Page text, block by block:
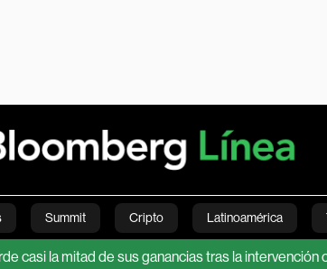
Summit Cripto Latinoamérica
Economía Estilo de vida Mundo
mitad de sus ganancias tras la intervención conjunta